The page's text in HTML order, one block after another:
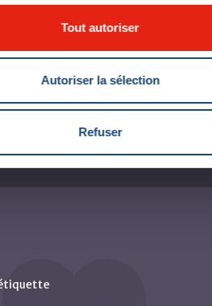
Tout autoriser
Autoriser la sélection
Refuser
de santé et de